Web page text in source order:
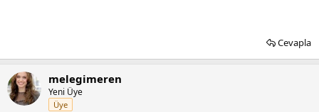
Cevapla
melegimeren
Yeni Üye
Üye